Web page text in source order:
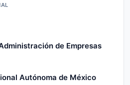
de Empresas
Autónoma de México